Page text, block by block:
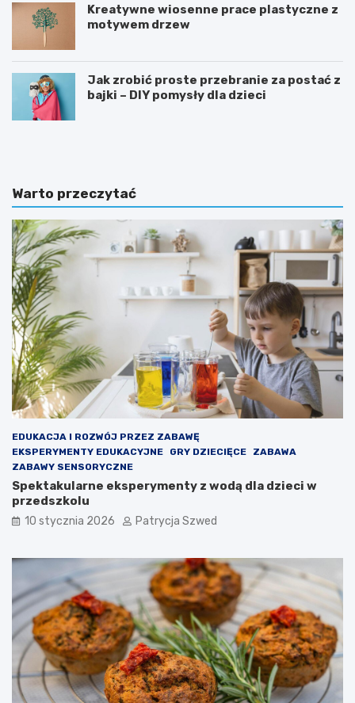
Kreatywne wiosenne prace plastyczne z
motywem drzew
Jak zrobić proste przebranie za postać z
bajki – DIY pomysły dla dzieci
T
c
a
m
o
t
y
w
a
c
y
j
n
a
d
l
a
d
z
i
e
i
–
a
z
i
a
ł
a
i
D
e
g
o
t
a
k
w
a
ż
n
e
j
e
s
t
t
o
,
b
y
z
i
c
u
c
z
ę
s
z
c
Warto przeczytać
EDUKACJA I ROZWÓJ PRZEZ ZABAWĘ
EKSPERYMENTY EDUKACYJNE
GRY DZIECIĘCE
ZABAWA
ZABAWY SENSORYCZNE
Spektakularne eksperymenty z wodą dla dzieci w
przedszkolu
10 stycznia 2026 Patrycja Szwed